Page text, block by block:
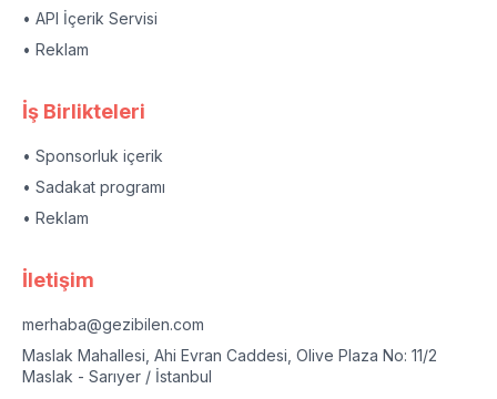
• API İçerik Servisi
• Reklam
İş Birlikteleri
• Sponsorluk içerik
• Sadakat programı
• Reklam
İletişim
merhaba@gezibilen.com
Maslak Mahallesi, Ahi Evran Caddesi, Olive Plaza No: 11/2
Maslak - Sarıyer / İstanbul